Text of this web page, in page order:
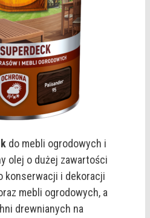
do mebli ogrodowych i
olej o dużej zawartości
konserwacji i dekoracji
mebli ogrodowych, a
drewnianych na